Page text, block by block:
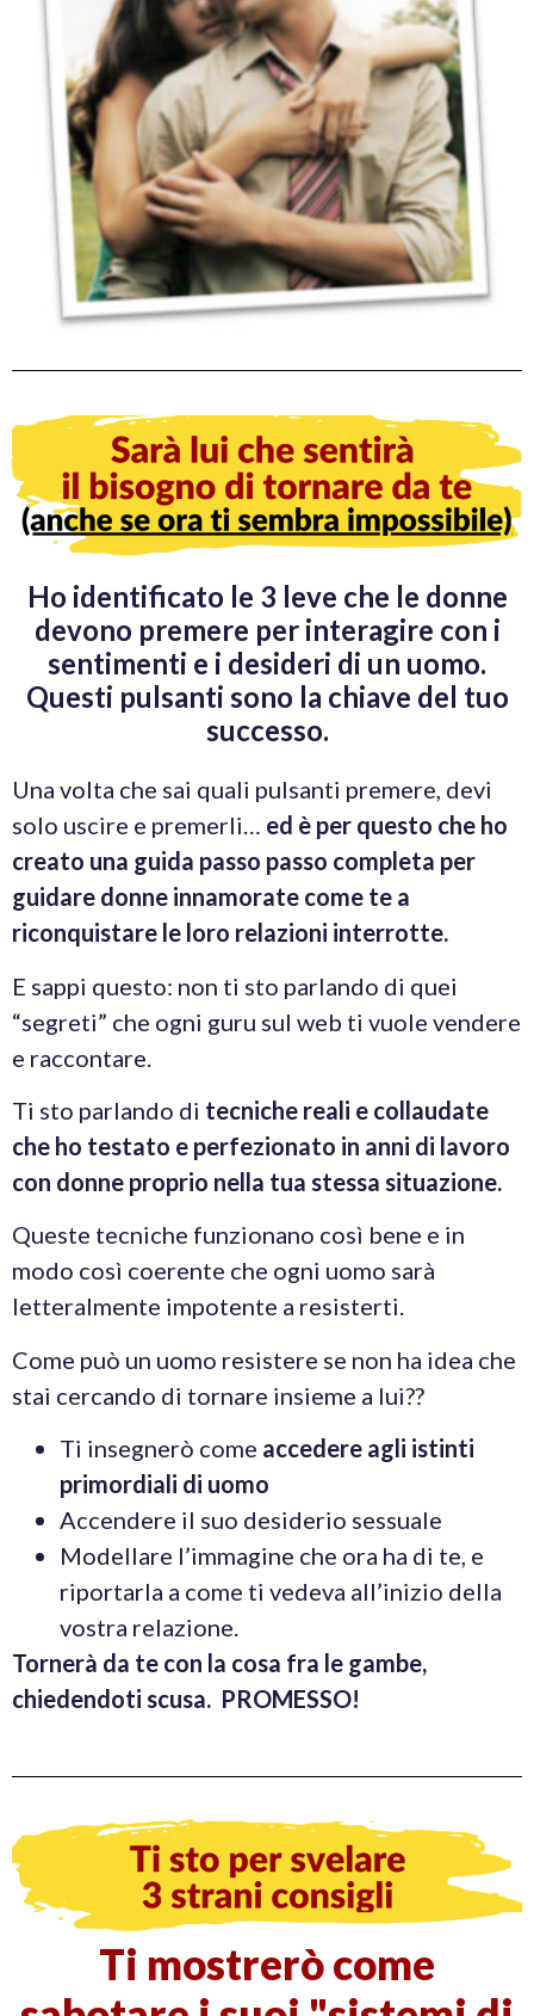
Ho identificato le 3 leve che le donne
devono premere per interagire con i
sentimenti e i desideri di un uomo.
Questi pulsanti sono la chiave del tuo
successo.
Una volta che sai quali pulsanti premere, devi
solo uscire e premerli… ed è per questo che ho
creato una guida passo passo completa per
guidare donne innamorate come te a
riconquistare le loro relazioni interrotte.
E sappi questo: non ti sto parlando di quei
“segreti” che ogni guru sul web ti vuole vendere
e raccontare.
Ti sto parlando di tecniche reali e collaudate
che ho testato e perfezionato in anni di lavoro
con donne proprio nella tua stessa situazione.
Queste tecniche funzionano così bene e in
modo così coerente che ogni uomo sarà
letteralmente impotente a resisterti.
Come può un uomo resistere se non ha idea che
stai cercando di tornare insieme a lui??
Ti insegnerò come accedere agli istinti
primordiali di uomo
Accendere il suo desiderio sessuale
Modellare l’immagine che ora ha di te, e
riportarla a come ti vedeva all’inizio della
vostra relazione.
Tornerà da te con la cosa fra le gambe,
chiedendoti scusa. PROMESSO!
Ti mostrerò come